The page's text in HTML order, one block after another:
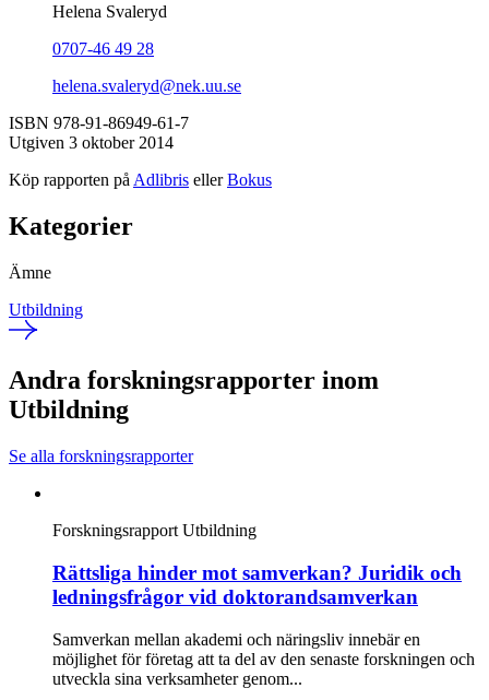
Helena Svaleryd
0707-46 49 28
helena.svaleryd@nek.uu.se
ISBN 978-91-86949-61-7
Utgiven 3 oktober 2014
Köp rapporten påAdlibris ellerBokus
Kategorier
Ämne
Utbildning
Andra forskningsrapporter inom
Utbildning
Se alla forskningsrapporter
Forskningsrapport Utbildning
Rättsliga hinder mot samverkan? Juridik och
ledningsfrågor vid doktorandsamverkan
Samverkan mellan akademi och näringsliv innebär en
möjlighet för företag att ta del av den senaste forskningen och
utveckla sina verksamheter genom...